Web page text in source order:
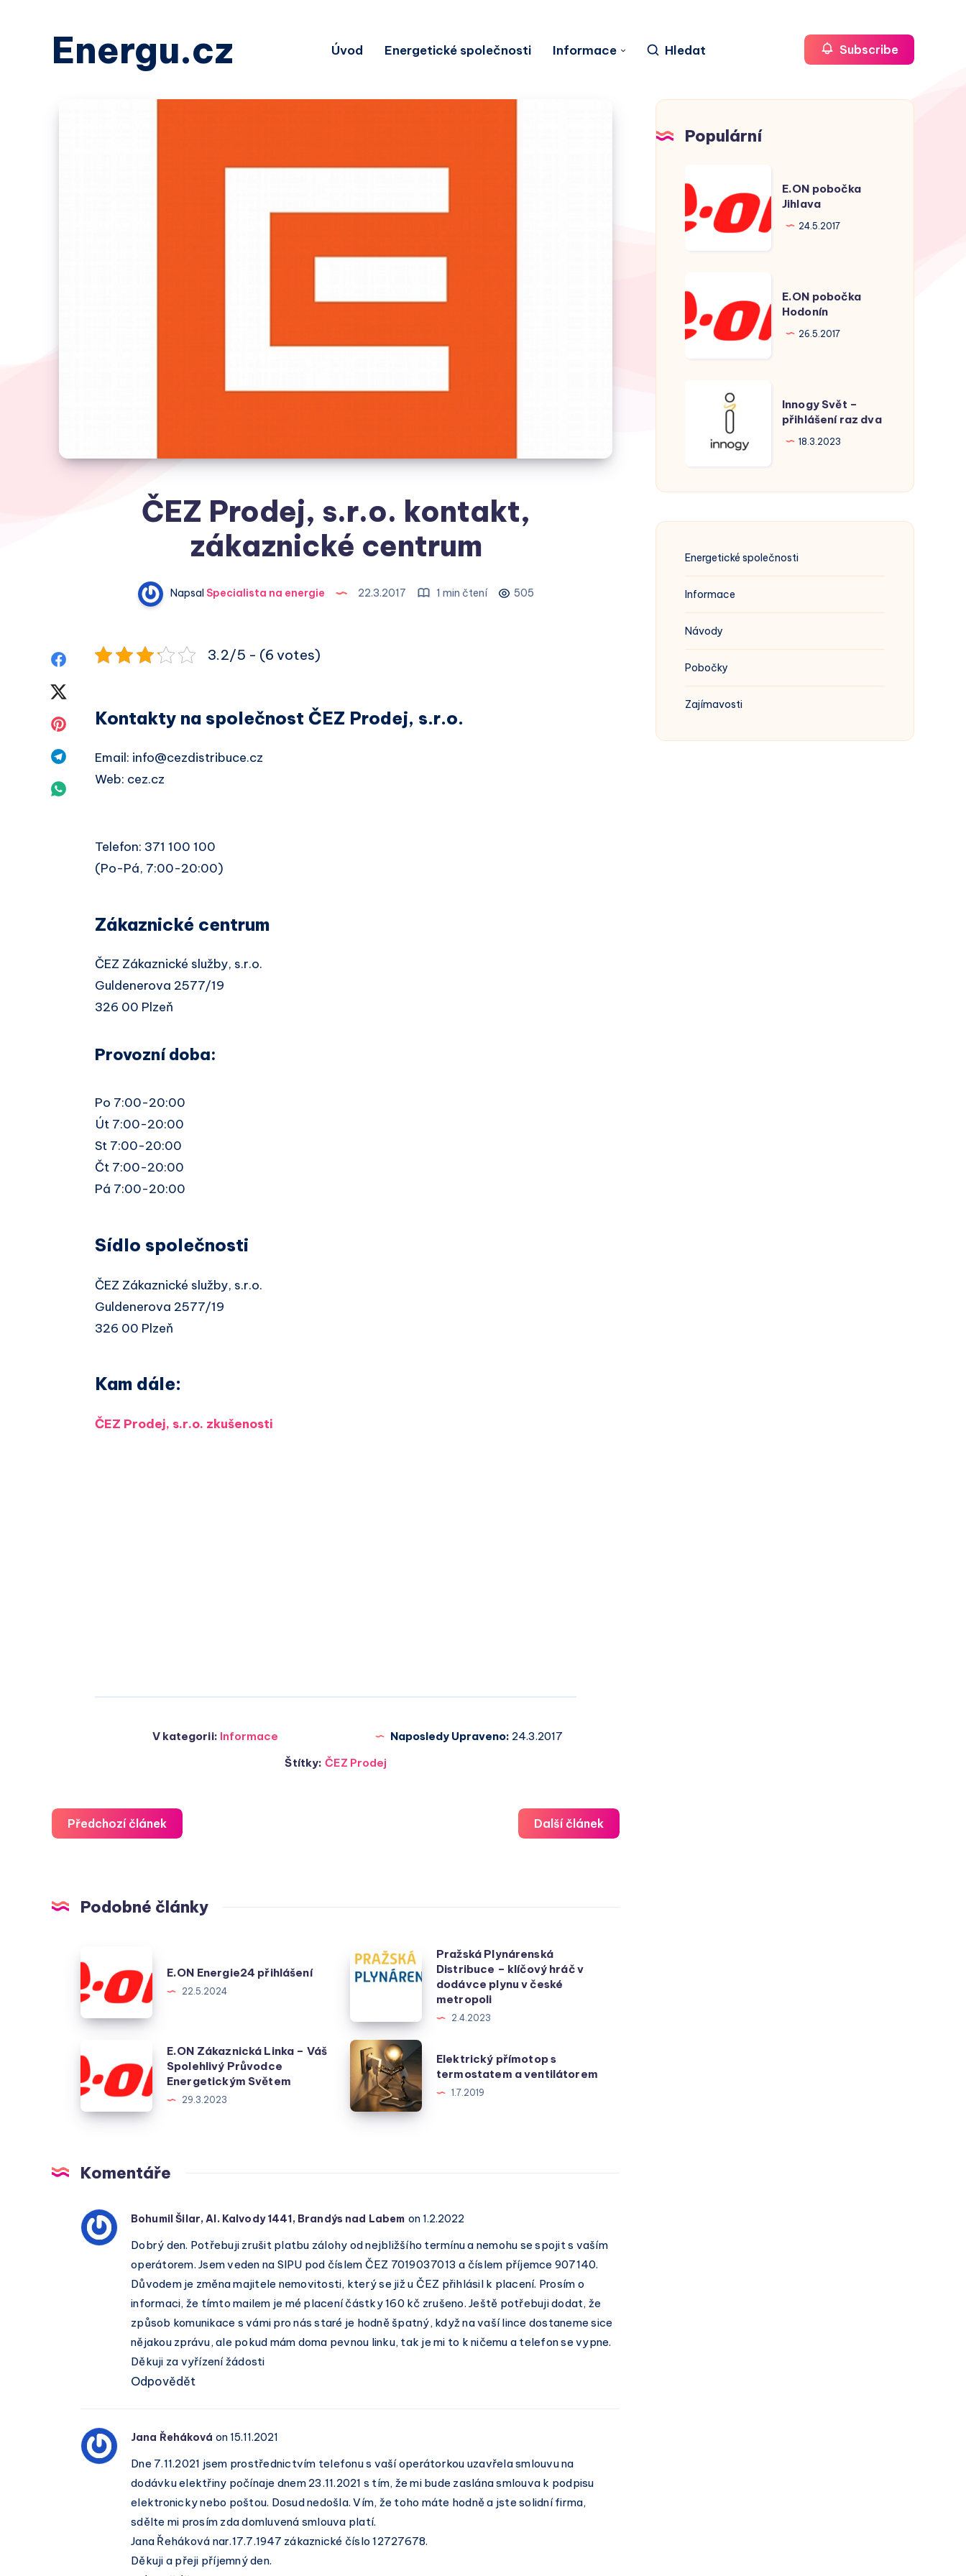
Energu.cz Úvod Energetické společnosti Informace Hledat Subscribe
ČEZ Prodej, s.r.o. kontakt,
zákaznické centrum
NapsalSpecialista na energie 22.3.2017 1 min čtení 505
Sdílet
Facebook
Sdílet
Pinterest
Sdílet
Sdílet
Whatsapp
3.2/5 - (6 votes)
Kontakty na společnost ČEZ Prodej, s.r.o.
Email: info@cezdistribuce.cz
Web: cez.cz
Telefon: 371 100 100
(Po-Pá, 7:00-20:00)
Zákaznické centrum
ČEZ Zákaznické služby, s.r.o.
Guldenerova 2577/19
326 00 Plzeň
Provozní doba:
Po 7:00-20:00
Út 7:00-20:00
St 7:00-20:00
Čt 7:00-20:00
Pá 7:00-20:00
Sídlo společnosti
ČEZ Zákaznické služby, s.r.o.
Guldenerova 2577/19
326 00 Plzeň
Kam dále:
ČEZ Prodej, s.r.o. zkušenosti
V kategorii: Informace Naposledy Upraveno: 24.3.2017
Štítky: ČEZ Prodej
Předchozí článek Další článek
Podobné články
Energie24
přihlášení
E.ON Energie24 přihlášení
22.5.2024
Pražská
Plynárenská
–
klíčový
hráč
dodávce
plynu
Pražská Plynárenská
Distribuce – klíčový hráč v
dodávce plynu v české
metropoli
2.4.2023
Zákaznická
Linka
–
Průvodce
Světem
E.ON Zákaznická Linka – Váš
Spolehlivý Průvodce
Energetickým Světem
29.3.2023
Elektrický
přímotop
s
termostatem
Elektrický přímotop s
termostatem a ventilátorem
1.7.2019
Komentáře
Bohumil Šilar, Al. Kalvody 1441, Brandýs nad Labem on 1.2.2022
Dobrý den. Potřebuji zrušit platbu zálohy od nejbližšího termínu a nemohu se spojit s vaším
operátorem. Jsem veden na SIPU pod číslem ČEZ 7019037013 a číslem příjemce 907140.
Důvodem je změna majitele nemovitosti, který se již u ČEZ přihlásil k placení. Prosím o
informaci, že tímto mailem je mé placení částky 160 kč zrušeno. Ještě potřebuji dodat, že
způsob komunikace s vámi pro nás staré je hodně špatný, když na vaší lince dostaneme sice
nějakou zprávu, ale pokud mám doma pevnou linku, tak je mi to k ničemu a telefon se vypne.
Děkuji za vyřízení žádosti
Odpovědět
Jana Řeháková on 15.11.2021
Dne 7.11.2021 jsem prostřednictvím telefonu s vaší operátorkou uzavřela smlouvu na
dodávku elektřiny počínaje dnem 23.11.2021 s tím, že mi bude zaslána smlouva k podpisu
elektronicky nebo poštou. Dosud nedošla. Vím, že toho máte hodně a jste solidní firma,
sdělte mi prosím zda domluvená smlouva platí.
Jana Řeháková nar.17.7.1947 zákaznické číslo 12727678.
Děkuji a přeji příjemný den.
Populární
pobočka
Jihlava
E.ON pobočka
Jihlava
24.5.2017
pobočka
Hodonín
E.ON pobočka
Hodonín
26.5.2017
přihlášení
dva
Innogy Svět –
přihlášení raz dva
18.3.2023
Energetické společnosti
Informace
Návody
Pobočky
Zajímavosti